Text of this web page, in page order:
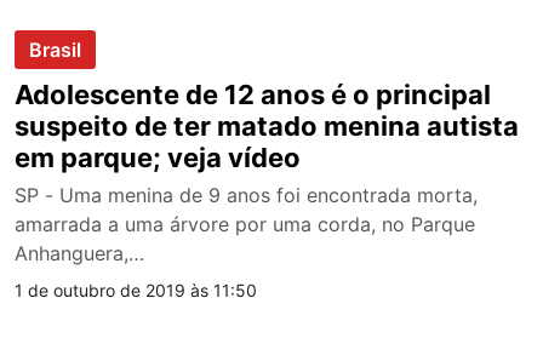
Brasil
Adolescente de 12 anos é o principal
suspeito de ter matado menina autista
em parque; veja vídeo
SP - Uma menina de 9 anos foi encontrada morta,
amarrada a uma árvore por uma corda, no Parque
Anhanguera,…
1 de outubro de 2019 às 11:50